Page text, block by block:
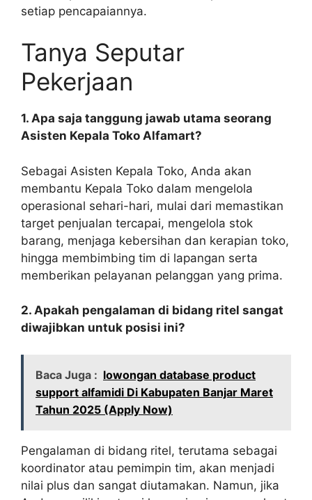
setiap pencapaiannya.
Tanya Seputar
Pekerjaan
1. Apa saja tanggung jawab utama seorang
Asisten Kepala Toko Alfamart?
Sebagai Asisten Kepala Toko, Anda akan
membantu Kepala Toko dalam mengelola
operasional sehari-hari, mulai dari memastikan
target penjualan tercapai, mengelola stok
barang, menjaga kebersihan dan kerapian toko,
hingga membimbing tim di lapangan serta
memberikan pelayanan pelanggan yang prima.
2. Apakah pengalaman di bidang ritel sangat
diwajibkan untuk posisi ini?
Baca Juga : lowongan database product
support alfamidi Di Kabupaten Banjar Maret
Tahun 2025 (Apply Now)
Pengalaman di bidang ritel, terutama sebagai
koordinator atau pemimpin tim, akan menjadi
nilai plus dan sangat diutamakan. Namun, jika